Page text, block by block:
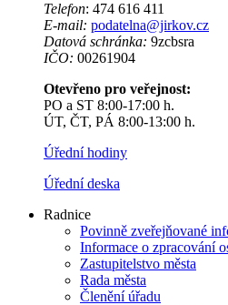
Telefon: 474 616 411
E-mail: podatelna@jirkov.cz
Datová schránka: 9zcbsra
IČO: 00261904
Otevřeno pro veřejnost:
PO a ST 8:00-17:00 h.
ÚT, ČT, PÁ 8:00-13:00 h.
Úřední hodiny
Úřední deska
Radnice
Povinně zveřejňované
Informace o zpracování
Zastupitelstvo města
Rada města
Členění úřadu